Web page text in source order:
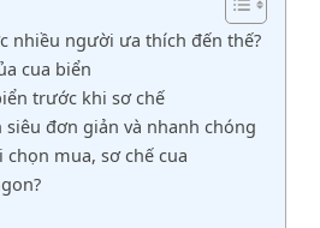
nhiều người ưa thích đến thế?
cua biển
trước khi sơ chế
siêu đơn giản và nhanh chóng
mua, sơ chế cua